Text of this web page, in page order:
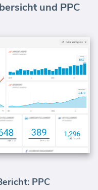
und PPC
PPC